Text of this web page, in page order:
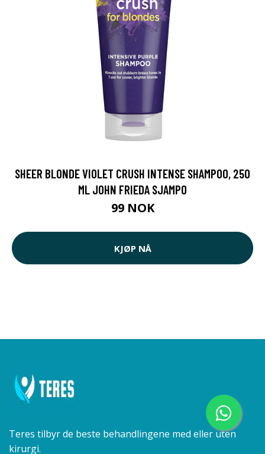
SHEER BLONDE VIOLET CRUSH INTENSE SHAMPOO, 250
ML JOHN FRIEDA SJAMPO
99 NOK
KJØP NÅ
Teres tilbyr de beste behandlingene med eller uten
kirurgi.